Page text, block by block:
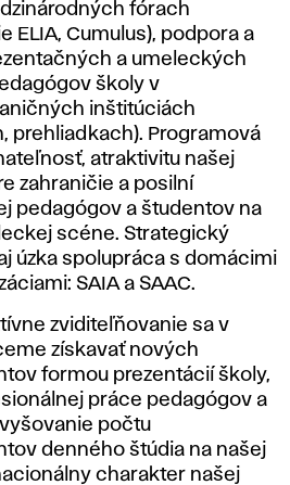
fórach
ELIA, Cumulus), podpora a
a umeleckých
školy v
inštitúciách
prehliadkach). Programová
atraktivitu našej
zahraničie a posilní
pedagógov a študentov na
scéne. Strategický
úzka spolupráca s domácimi
SAIA a SAAC.
zviditeľňovanie sa v
získavať nových
formou prezentácií školy,
práce pedagógov a
počtu
denného štúdia na našej
charakter našej